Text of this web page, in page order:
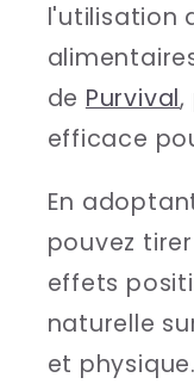
l'utilisation
de Purvival,
efficace
En
pouvez
effets
naturelle
et physique.